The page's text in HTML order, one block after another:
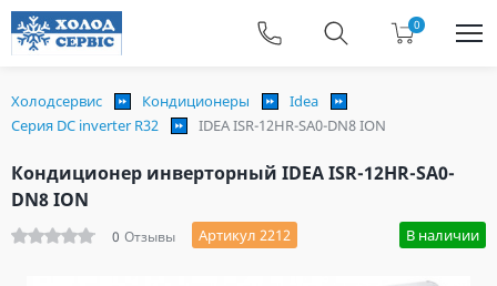
0
Холодсервис Кондиционеры
Idea
Серия DC inverter R32
IDEA ISR-12HR-SA0-DN8 ION
Кондиционер инверторный IDEA ISR-12HR-SA0-
DN8 ION
0 Отзывы Артикул 2212 В наличии